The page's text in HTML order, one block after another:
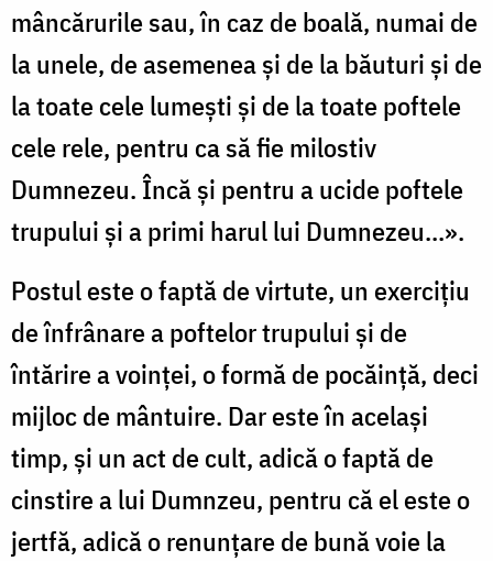
mâncărurile sau, în caz de boală, numai de
la unele, de asemenea și de la băuturi și de
la toate cele lumești și de la toate poftele
cele rele, pentru ca să fie milostiv
Dumnezeu. Încă și pentru a ucide poftele
trupului și a primi harul lui Dumnezeu...».
Postul este o faptă de virtute, un exercițiu
de înfrânare a poftelor trupului și de
întărire a voinței, o formă de pocăință, deci
mijloc de mântuire. Dar este în același
timp, și un act de cult, adică o faptă de
cinstire a lui Dumnzeu, pentru că el este o
jertfă, adică o renunțare de bună voie la